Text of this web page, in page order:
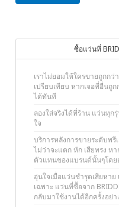
ซื้อแว่นที่
เราไม่ยอมให้ใครขายถูกก
เปรียบเทียบ หากเจอที่อื่นถู
ได้ทันที
ลองใส่จริงได้ที่ร้าน แว่นทุก
ใจ
บริการหลังการขายระดับพ
ไม่ว่าจะแตก หัก เสียทรง ห
ตัวแทนของแบรนด์นั้นๆโด
อุ่นใจเมื่อแว่นชำรุดเสียหา
เฉพาะ แว่นที่ซื้อจาก
กลับมาใช้งานได้อีกครั้งอย่